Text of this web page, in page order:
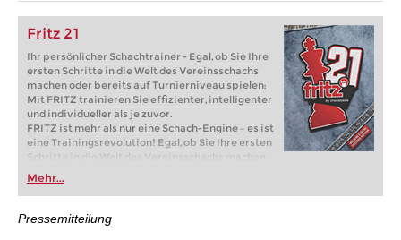
Fritz 21
Ihr persönlicher Schachtrainer - Egal, ob Sie Ihre
ersten Schritte in die Welt des Vereinsschachs
machen oder bereits auf Turnierniveau spielen:
Mit FRITZ trainieren Sie effizienter, intelligenter
und individueller als je zuvor.
FRITZ ist mehr als nur eine Schach-Engine – es ist
eine Trainingsrevolution! Egal, ob Sie Ihre ersten
Schritte in die Welt des Vereinsschachs machen
oder bereits auf Turnierniveau spielen: Mit
FRITZ trainieren Sie effizienter, intelligenter und
individueller als je zuvor.
Mehr...
Pressemitteilung